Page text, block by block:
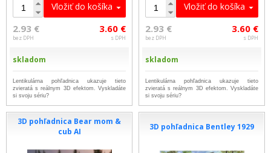
Vložiť do košíka
2.93 €
bez DPH
3.60 €
s DPH
skladom
Lentikulárna pohľadnica ukazuje tieto
zvieratá s reálnym 3D efektom. Vyskladáte
si svoju sériu?
Vložiť do košíka
2.93 €
bez DPH
3.60 €
s DPH
skladom
Lentikulárna pohľadnica ukazuje tieto
zvieratá s reálnym 3D efektom. Vyskladáte
si svoju sériu?
3D pohľadnica Bear mom &
cub AI
3D pohľadnica Bentley 1929